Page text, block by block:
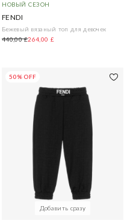
НОВЫЙ СЕЗОН
FENDI
Бежевый вязаный топ для девочек
440,00 £264,00 £
50% OFF
Добавить сразу